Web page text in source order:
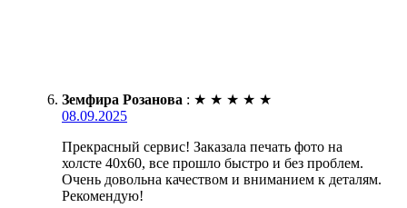
Земфира Розанова : ★ ★ ★ ★ ★
08.09.2025
Прекрасный сервис! Заказала печать фото на
холсте 40х60, все прошло быстро и без проблем.
Очень довольна качеством и вниманием к деталям.
Рекомендую!